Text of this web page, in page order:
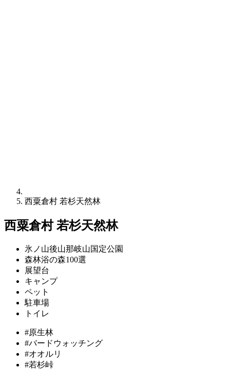
西粟倉村 若杉天然林
西粟倉村 若杉天然林
氷ノ山後山那岐山国定公園
森林浴の森100選
展望台
キャンプ
ペット
駐車場
トイレ
#原生林
#バードウォッチング
#オオルリ
#若杉峠